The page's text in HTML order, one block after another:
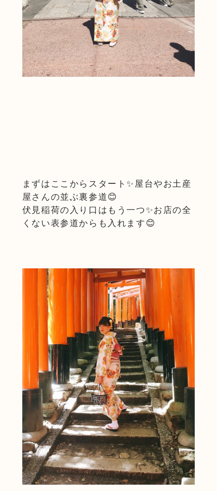
まずはここからスタート✨屋台やお土産
屋さんの並ぶ裏参道😊
伏見稲荷の入り口はもう一つ✨お店の全
くない表参道からも入れます😊